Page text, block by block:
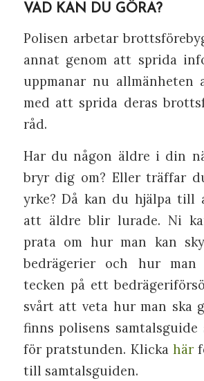
VAD KAN DU GÖRA?
Polisen arbetar
annat genom att sprida
uppmanar nu
med att sprida deras
råd.
Har du någon äldre i din
bryr dig om? Eller träffar
yrke? Då kan du hjälpa till
att äldre blir lurade. Ni
prata om hur man kan
bedrägerier och hur man
tecken på ett
svårt att veta hur man ska
finns polisens samtalsguide
för pratstunden. Klicka här
till samtalsguiden.